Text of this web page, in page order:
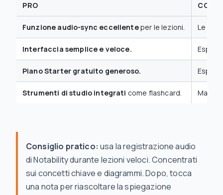
PRO
Funzione audio-sync eccellenteper le lezioni. Le
Interfaccia semplice e veloce.
Piano Starter gratuito generoso.
Strumenti di studio integrati come flashcard.
Consiglio pratico: usa la registrazione audio
di Notability durante lezioni veloci. Concentrati
sui concetti chiave e diagrammi. Dopo, tocca
una nota per riascoltare la spiegazione